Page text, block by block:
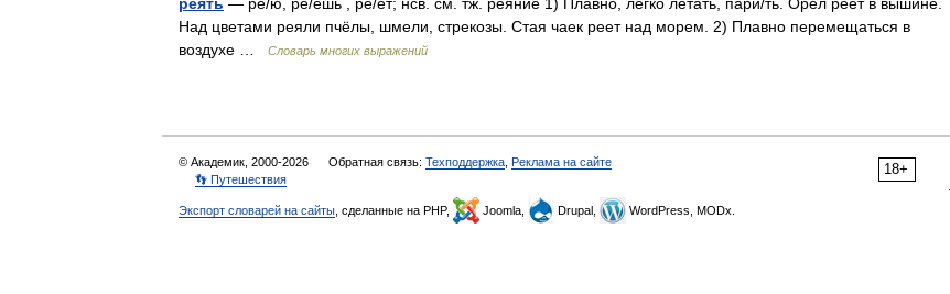
Над цветами реяли пчёлы, шмели, стрекозы. Стая чаек реет над морем. 2) Плавно перемещаться в
воздухе …
Словарь многих выражений
18+
© Академик, 2000-2026 Обратная связь: Техподдержка Реклама на сайте
👣 Путешествия
Экспорт словарей на сайты , сделанные на PHP, Joomla, Drupal, WordPress, MODx.